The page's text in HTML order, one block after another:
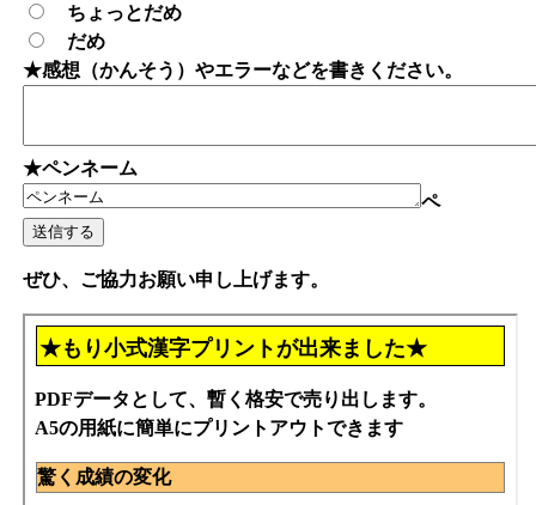
ちょっとだめ
だめ
★感想（かんそう）やエラーなどを書きください。
★ペンネーム
ペ
ぜひ、ご協力お願い申し上げます。